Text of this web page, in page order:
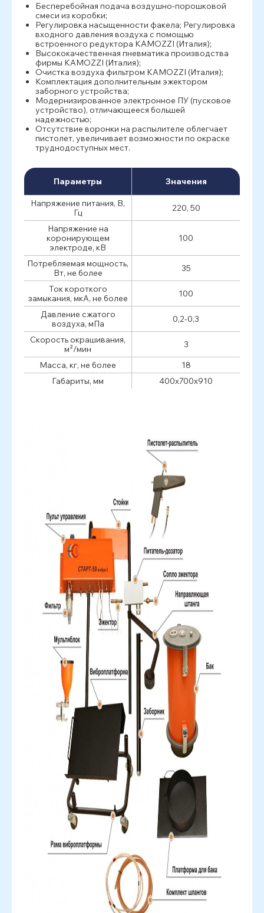
Бесперебойная подача воздушно-порошковой
смеси из коробки;
Регулировка насыщенности факела; Регулировка
входного давления воздуха с помощью
встроенного редуктора KAMOZZI (Италия);
Высококачественная пневматика производства
фирмы KAMOZZI (Италия);
Очистка воздуха фильтром KAMOZZI (Италия);
Комплектация дополнительным эжектором
заборного устройства;
Модернизированное электронное ПУ (пусковое
устройство), отличающееся большей
надежностью;
Отсутствие воронки на распылителе облегчает
пистолет, увеличивает возможности по окраске
труднодоступных мест.
Параметры Значения
Напряжение питания, В,
Гц
220, 50
Напряжение на
коронирующем
электроде, кВ
100
Потребляемая мощность,
Вт, не более
35
Ток короткого
замыкания, мкА, не более
100
Давление сжатого
воздуха, мПа
0,2-0,3
Скорость окрашивания,
м²/мин
3
Масса, кг, не более
18
Габариты, мм
400х700х910